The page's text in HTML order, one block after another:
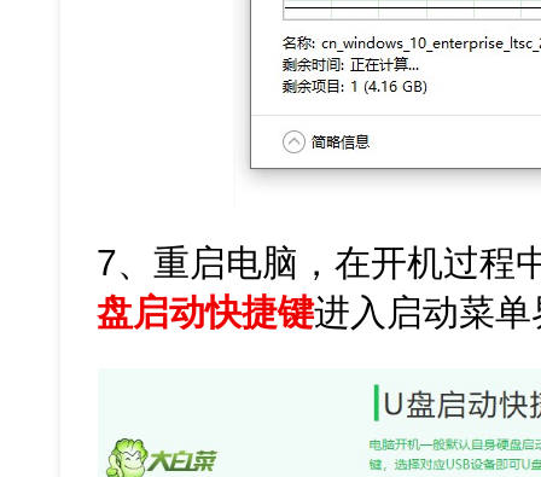
7、重启电脑，在开机过程
盘启动快捷键进入启动菜单